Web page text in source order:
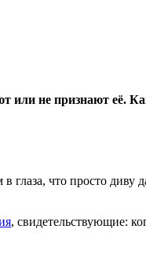
не признают её.
что просто диву
, свидетельствующие: